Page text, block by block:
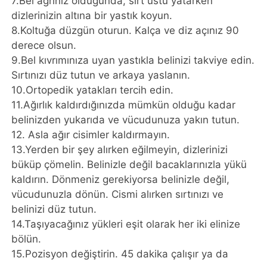
dizlerinizin altına bir yastık koyun.
8.Koltuğa düzgün oturun. Kalça ve diz açınız 90
derece olsun.
9.Bel kıvrımınıza uyan yastıkla belinizi takviye edin.
Sırtınızı düz tutun ve arkaya yaslanın.
10.Ortopedik yatakları tercih edin.
11.Ağırlık kaldırdığınızda mümkün olduğu kadar
belinizden yukarıda ve vücudunuza yakın tutun.
12. Asla ağır cisimler kaldırmayın.
13.Yerden bir şey alırken eğilmeyin, dizlerinizi
büküp çömelin. Belinizle değil bacaklarınızla yükü
kaldırın. Dönmeniz gerekiyorsa belinizle değil,
vücudunuzla dönün. Cismi alırken sırtınızı ve
belinizi düz tutun.
14.Taşıyacağınız yükleri eşit olarak her iki elinize
bölün.
15.Pozisyon değiştirin. 45 dakika çalışır ya da